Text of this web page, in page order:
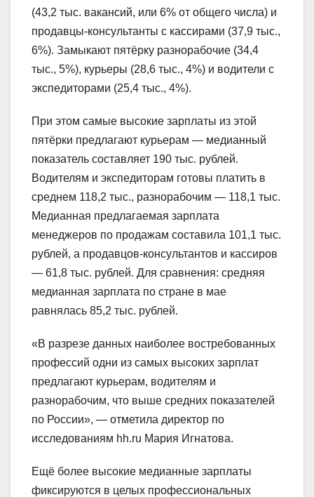
(43,2 тыс. вакансий, или 6% от общего числа) и
продавцы-консультанты с кассирами (37,9 тыс.,
6%). Замыкают пятёрку разнорабочие (34,4
тыс., 5%), курьеры (28,6 тыс., 4%) и водители с
экспедиторами (25,4 тыс., 4%).
При этом самые высокие зарплаты из этой
пятёрки предлагают курьерам — медианный
показатель составляет 190 тыс. рублей.
Водителям и экспедиторам готовы платить в
среднем 118,2 тыс., разнорабочим — 118,1 тыс.
Медианная предлагаемая зарплата
менеджеров по продажам составила 101,1 тыс.
рублей, а продавцов-консультантов и кассиров
— 61,8 тыс. рублей. Для сравнения: средняя
медианная зарплата по стране в мае
равнялась 85,2 тыс. рублей.
«В разрезе данных наиболее востребованных
профессий одни из самых высоких зарплат
предлагают курьерам, водителям и
разнорабочим, что выше средних показателей
по России», — отметила директор по
исследованиям hh.ru Мария Игнатова.
Ещё более высокие медианные зарплаты
фиксируются в целых профессиональных